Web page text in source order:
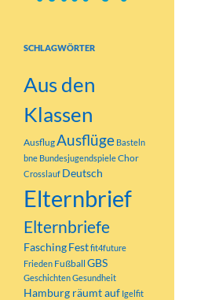
SCHLAGWÖRTER
Aus den
Klassen
AusflugAusflüge Basteln
bne BundesjugendspieleChor
Crosslauf Deutsch
Elternbrief
Elternbriefe
FaschingFestfit4future
Frieden Fußball GBS
GeschichtenGesundheit
Hamburg räumt auf Igelfit